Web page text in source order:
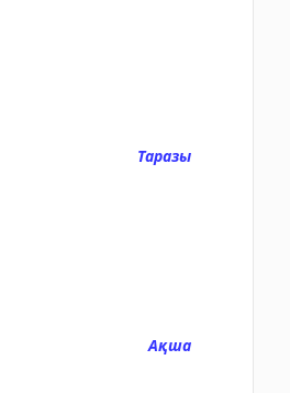
Таразы
Ақша